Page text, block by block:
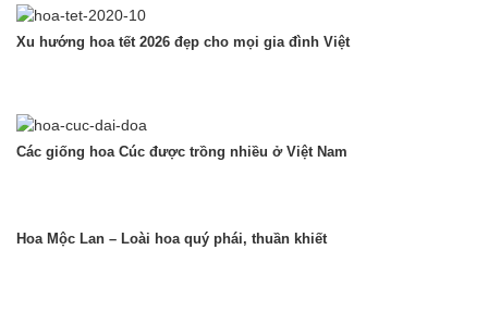
Xu hướng hoa tết 2026 đẹp cho mọi gia đình Việt
Các giống hoa Cúc được trồng nhiều ở Việt Nam
Hoa Mộc Lan – Loài hoa quý phái, thuần khiết